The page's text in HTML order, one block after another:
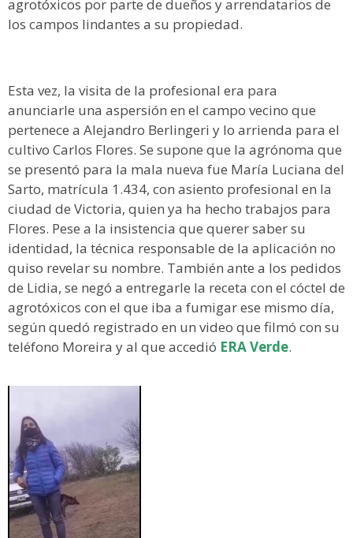
agrotóxicos por parte de dueños y arrendatarios de
los campos lindantes a su propiedad.
Esta vez, la visita de la profesional era para
anunciarle una aspersión en el campo vecino que
pertenece a Alejandro Berlingeri y lo arrienda para el
cultivo Carlos Flores. Se supone que la agrónoma que
se presentó para la mala nueva fue María Luciana del
Sarto, matrícula 1.434, con asiento profesional en la
ciudad de Victoria, quien ya ha hecho trabajos para
Flores. Pese a la insistencia que querer saber su
identidad, la técnica responsable de la aplicación no
quiso revelar su nombre. También ante a los pedidos
de Lidia, se negó a entregarle la receta con el cóctel de
agrotóxicos con el que iba a fumigar ese mismo día,
según quedó registrado en un video que filmó con su
teléfono Moreira y al que accedió ERA Verde.